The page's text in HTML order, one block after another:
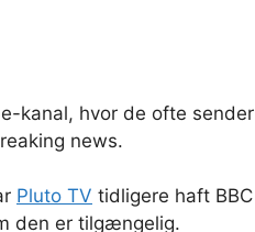
kanal, hvor de ofte sender
news.
Pluto TV tidligere haft BBC
den er tilgængelig.